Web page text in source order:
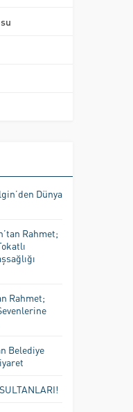
Dünya
Rahmet;
Rahmet;
Belediye